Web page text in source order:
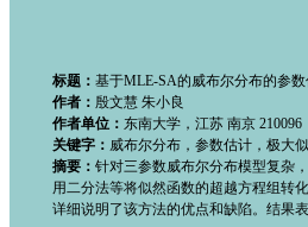
标题： 基于MLE-SA的威布尔分布的参
作者： 殷文慧 朱小良
作者单位： 东南大学，江苏 南京 210096
关键字： 威布尔分布，参数估计，极大
摘要： 针对三参数威布尔分布模型复杂
用二分法等将似然函数的超越方程组转
详细说明了该方法的优点和缺陷。结果